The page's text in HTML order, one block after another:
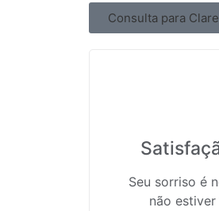
Consulta para
Seu sorriso é
não